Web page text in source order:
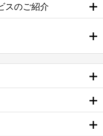
スのご紹介